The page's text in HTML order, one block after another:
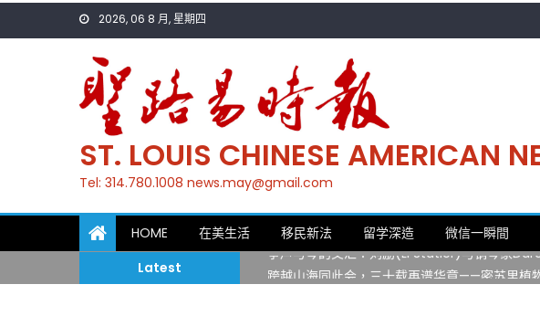
2026, 06 8 月, 星期四
ST. LOUIS CHINESE AMERICAN
Tel: 314.780.1008 news.may@gmail.com
HOME 在美生活 移民新法 留学深造 微信一瞬間
Latest
一晃三十年，初夏又相逢。中华日，等你来赴
筝声与琴韵交汇：刘励(Li Statler)与钢琴家
跨越山海同此会，三十载再谱华章——密苏里植